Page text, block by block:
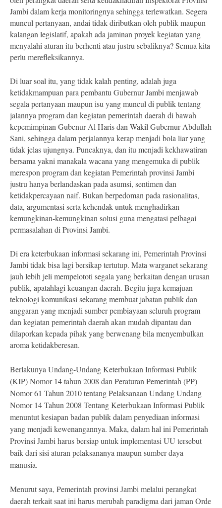
Jambi dalam kerja monitoringnya sehingga terlewatkan. Segera
muncul pertanyaan, andai tidak diributkan oleh publik maupun
kalangan legislatif, apakah ada jaminan proyek kegiatan yang
menyalahi aturan itu berhenti atau justru sebaliknya? Semua kita
perlu merefleksikannya.
Di luar soal itu, yang tidak kalah penting, adalah juga
ketidakmampuan para pembantu Gubernur Jambi menjawab
segala pertanyaan maupun isu yang muncul di publik tentang
jalannya program dan kegiatan pemerintah daerah di bawah
kepemimpinan Gubenur Al Haris dan Wakil Gubernur Abdullah
Sani, sehingga dalam perjalannya kerap menjadi bola liar yang
tidak jelas ujungnya. Puncaknya, dan itu menjadi kekhawatiran
bersama yakni manakala wacana yang mengemuka di publik
merespon program dan kegiatan Pemerintah provinsi Jambi
justru hanya berlandaskan pada asumsi, sentimen dan
ketidakpercayaan naif. Bukan berpedoman pada rasionalitas,
data, argumentasi serta kehendak untuk menghadirkan
kemungkinan-kemungkinan solusi guna mengatasi pelbagai
permasalahan di Provinsi Jambi.
Di era keterbukaan informasi sekarang ini, Pemerintah Provinsi
Jambi tidak bisa lagi bersikap tertutup. Mata warganet sekarang
jauh lebih jeli mempelototi segala yang berkaitan dengan urusan
publik, apatahlagi keuangan daerah. Begitu juga kemajuan
teknologi komunikasi sekarang membuat jabatan publik dan
anggaran yang menjadi sumber pembiayaan seluruh program
dan kegiatan pemerintah daerah akan mudah dipantau dan
dilaporkan kepada pihak yang berwenang bila menyembulkan
aroma ketidakberesan.
Berlakunya Undang-Undang Keterbukaan Informasi Publik
(KIP) Nomor 14 tahun 2008 dan Peraturan Pemerintah (PP)
Nomor 61 Tahun 2010 tentang Pelaksanaan Undang Undang
Nomor 14 Tahun 2008 Tentang Keterbukaan Informasi Publik
menuntut kesiapan badan publik dalam penyediaan informasi
yang menjadi kewenangannya. Maka, dalam hal ini Pemerintah
Provinsi Jambi harus bersiap untuk implementasi UU tersebut
baik dari sisi aturan pelaksananya maupun sumber daya
manusia.
Menurut saya, Pemerintah provinsi Jambi melalui perangkat
daerah terkait saat ini harus merubah paradigma dari jaman Orde